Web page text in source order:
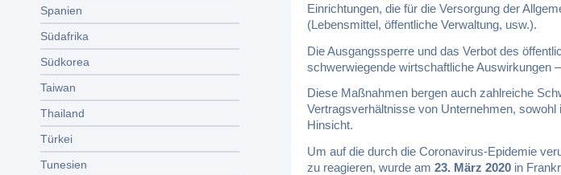
Spanien
Südafrika
Südkorea
Taiwan
Thailand
Türkei
Tunesien
Einrichtungen, die für die Versorgung der
(Lebensmittel, öffentliche Verwaltung, usw.).
Die Ausgangssperre und das Verbot des
schwerwiegende wirtschaftliche Auswirkungen
Diese Maßnahmen bergen auch zahlreiche
Vertragsverhältnisse von Unternehmen,
Hinsicht.
Um auf die durch die Coronavirus-Epidemie
zu reagieren, wurde am 23. März 2020in